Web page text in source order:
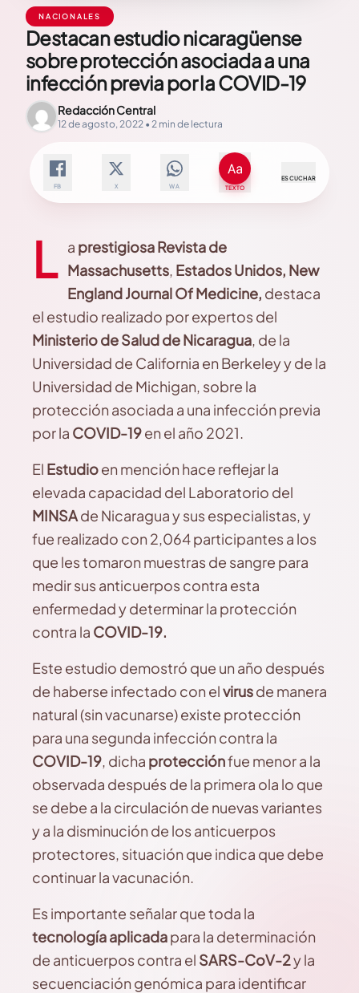
NACIONALES
Destacan estudio nicaragüense
sobre protección asociada a una
infección previa por la COVID-19
Redacción Central
12 de agosto, 2022 • 2 min de lectura
FB X WA TEXTO
ESCUCHAR
L a prestigiosa Revista de
Massachusetts, Estados Unidos, New
England Journal Of Medicine, destaca
el estudio realizado por expertos del
Ministerio de Salud de Nicaragua, de la
Universidad de California en Berkeley y de la
Universidad de Michigan, sobre la
protección asociada a una infección previa
por la COVID-19en el año 2021.
El Estudioen mención hace reflejar la
elevada capacidad del Laboratorio del
MINSAde Nicaragua y sus especialistas, y
fue realizado con 2,064 participantes a los
que les tomaron muestras de sangre para
medir sus anticuerpos contra esta
enfermedad y determinar la protección
contra la COVID-19.
Este estudio demostró que un año después
de haberse infectado con elvirusde manera
natural (sin vacunarse) existe protección
para una segunda infección contra la
COVID-19, dicha protecciónfue menor a la
observada después de la primera ola lo que
se debe a la circulación de nuevas variantes
y a la disminución de los anticuerpos
protectores, situación que indica que debe
continuar la vacunación.
Es importante señalar que toda la
tecnología aplicadapara la determinación
de anticuerpos contra el SARS-CoV-2y la
secuenciación genómica para identificar